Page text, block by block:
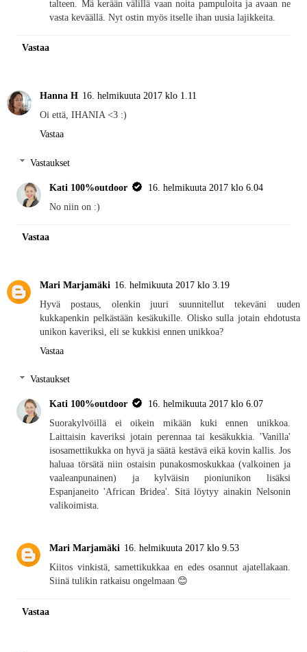
talteen. Mä kerään välillä vaan noita pampuloita ja avaan ne
vasta keväällä. Nyt ostin myös itselle ihan uusia lajikkeita.
Vastaa
Hanna H 16. helmikuuta 2017 klo 1.11
Oi että, IHANIA <3 :)
Vastaa
Vastaukset
Kati 100%outdoor
16. helmikuuta 2017 klo 6.04
No niin on :)
Vastaa
Mari Marjamäki 16. helmikuuta 2017 klo 3.19
Hyvä postaus, olenkin juuri suunnitellut tekeväni uuden
kukkapenkin pelkästään kesäkukille. Olisko sulla jotain ehdotusta
unikon kaveriksi, eli se kukkisi ennen unikkoa?
Vastaa
Vastaukset
Kati 100%outdoor
16. helmikuuta 2017 klo 6.07
Suorakylvöillä ei oikein mikään kuki ennen unikkoa.
Laittaisin kaveriksi jotain perennaa tai kesäkukkia. 'Vanilla'
isosamettikukka on hyvä ja säätä kestävä eikä kovin kallis. Jos
haluaa törsätä niin ostaisin punakosmoskukkaa (valkoinen ja
vaaleanpunainen) ja kylväisin pioniunikon lisäksi
Espanjaneito 'African Bridea'. Sitä löytyy ainakin Nelsonin
valikoimista.
Mari Marjamäki 16. helmikuuta 2017 klo 9.53
Kiitos vinkistä, samettikukkaa en edes osannut ajatellakaan.
Siinä tulikin ratkaisu ongelmaan 😊
Vastaa